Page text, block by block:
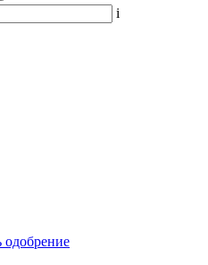
i
одобрение